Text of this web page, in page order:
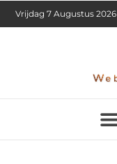
Vrijdag 7 Augustus 2026